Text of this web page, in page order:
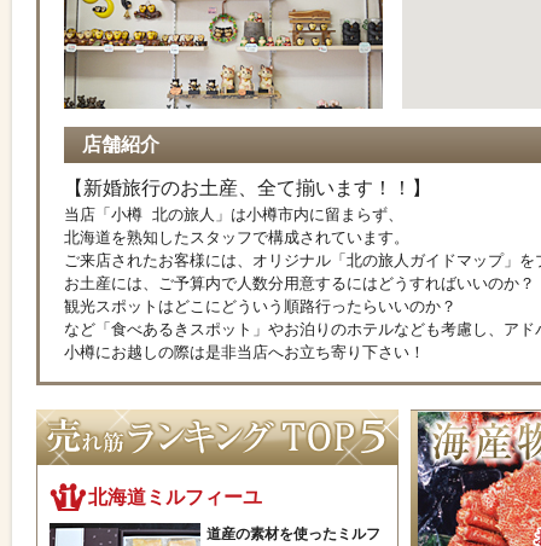
店舗紹介
【新婚旅行のお土産、全て揃います！！】
当店「小樽 北の旅人」は小樽市内に留まらず、
北海道を熟知したスタッフで構成されています。
ご来店されたお客様には、オリジナル「北の旅人ガイドマップ」を
お土産には、ご予算内で人数分用意するにはどうすればいいのか？
観光スポットはどこにどういう順路行ったらいいのか？
など「食べあるきスポット」やお泊りのホテルなども考慮し、ア
小樽にお越しの際は是非当店へお立ち寄り下さい！
北海道ミルフィーユ
道産の素材を使ったミルフ